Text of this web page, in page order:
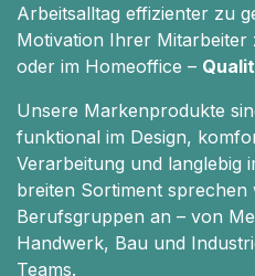
Arbeitsalltag effizienter zu
Motivation Ihrer Mitarbeiter
oder im Homeoffice –
Unsere Markenprodukte
funktional im Design,
Verarbeitung und langlebig
breiten Sortiment sprechen
Berufsgruppen an – von
Handwerk, Bau und
Teams.